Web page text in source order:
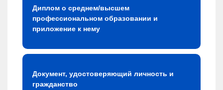
Диплом о среднем/высшем
профессиональном образовании и
приложение к нему
Документ, удостоверяющий личность и
гражданство